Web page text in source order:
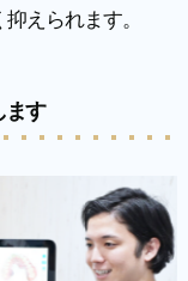
えられます。
ます